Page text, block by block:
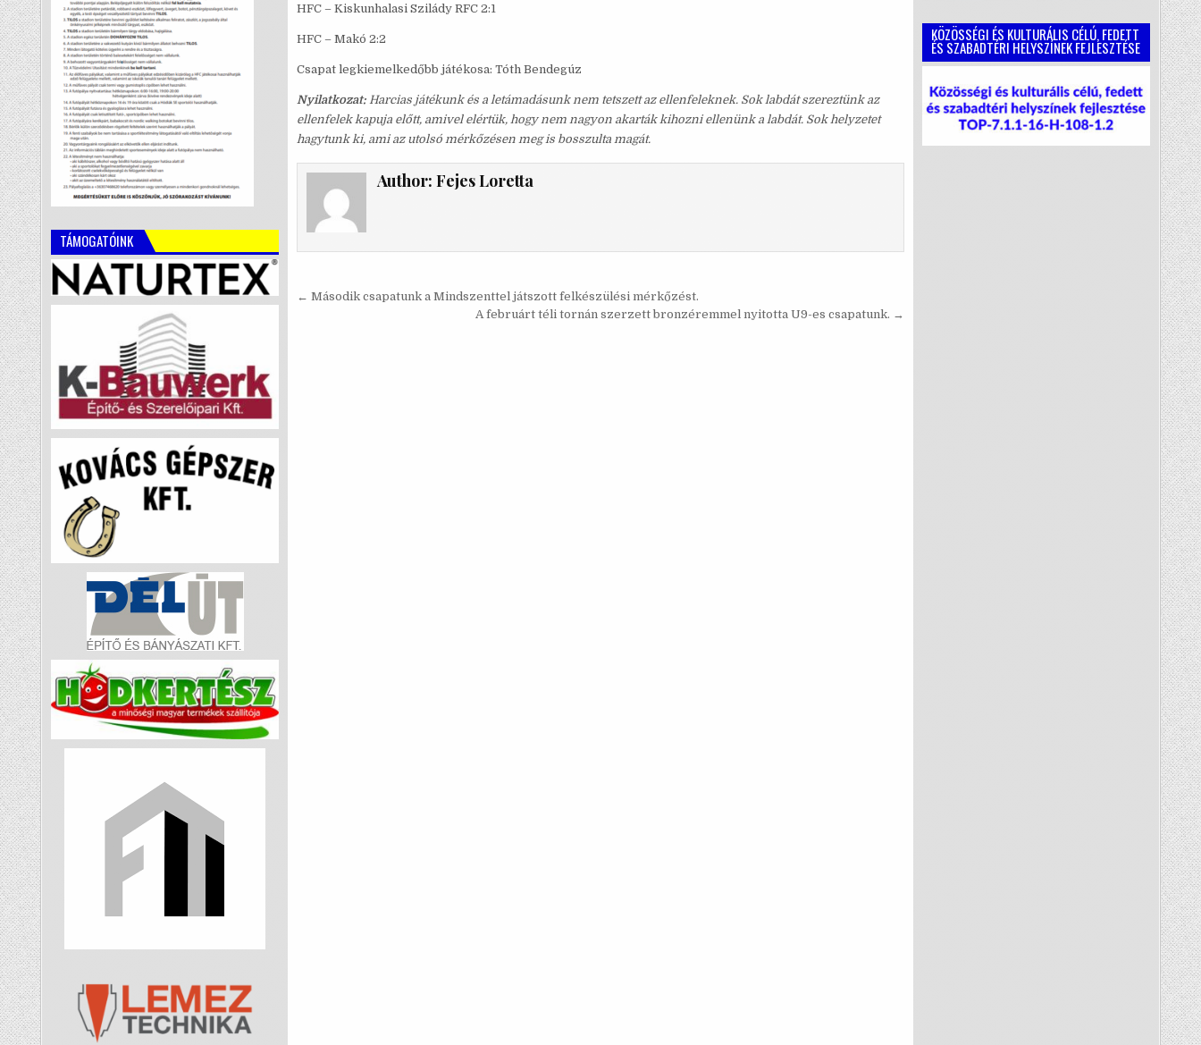
HFC – Kiskunhalasi Szilády RFC 2:1
HFC – Makó 2:2
Csapat legkiemelkedőbb játékosa: Tóth Bendegúz
Nyilatkozat: Harcias játékunk és a letámadásunk nem tetszett az ellenfeleknek. Sok labdát szereztünk az
ellenfelek kapuja előtt, amivel elértük, hogy nem nagyon akarták kihozni ellenünk a labdát. Sok helyzetet
hagytunk ki, ami az utolsó mérkőzésen meg is bosszulta magát.
Author: Fejes Loretta
Bejegyzés
← Második csapatunk a Mindszenttel játszott felkészülési mérkőzést.
A februárt téli tornán szerzett bronzéremmel nyitotta U9-es csapatunk. →
TÁMOGATÓINK
KÖZÖSSÉGI ÉS KULTURÁLIS CÉLÚ, FEDETT
ÉS SZABADTÉRI HELYSZÍNEK FEJLESZTÉSE